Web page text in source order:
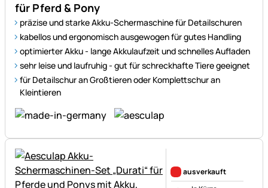
für Pferd & Pony
präzise und starke Akku-Schermaschine für Detailschuren
kabellos und ergonomisch ausgewogen für gutes Handling
optimierter Akku - lange Akkulaufzeit und schnelles Aufladen
sehr leise und laufruhig - gut für schreckhafte Tiere geeignet
für Detailschur an Großtieren oder Komplettschur an
Kleintieren
ausverkauft